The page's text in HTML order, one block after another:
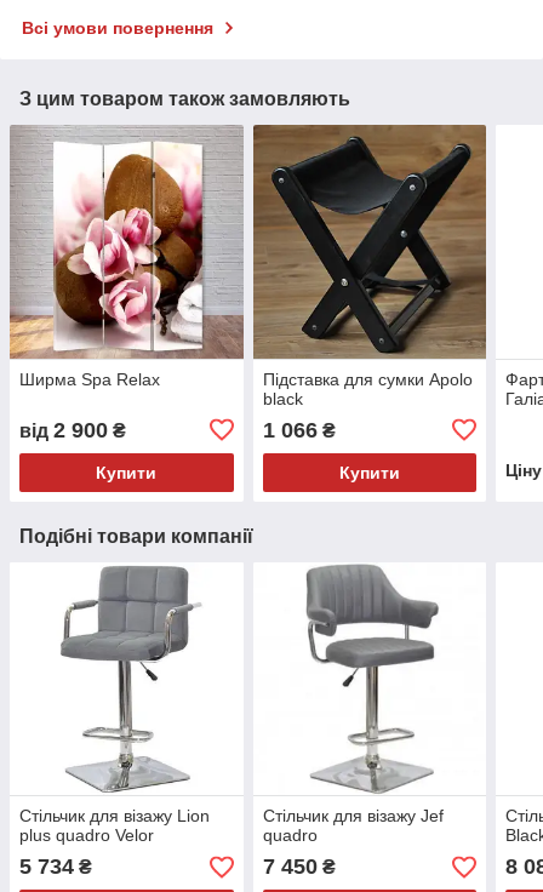
Всі умови повернення
З цим товаром також замовляють
Ширма Spa Relax
від 2 900 ₴
Купити
Підставка для сумки Apolo
black
1 066₴
Купити
Подібні товари компанії
Стільчик для візажу Lion
plus quadro Velor
5 734 ₴
Стільчик для візажу Jef
quadro
7 450₴ 8